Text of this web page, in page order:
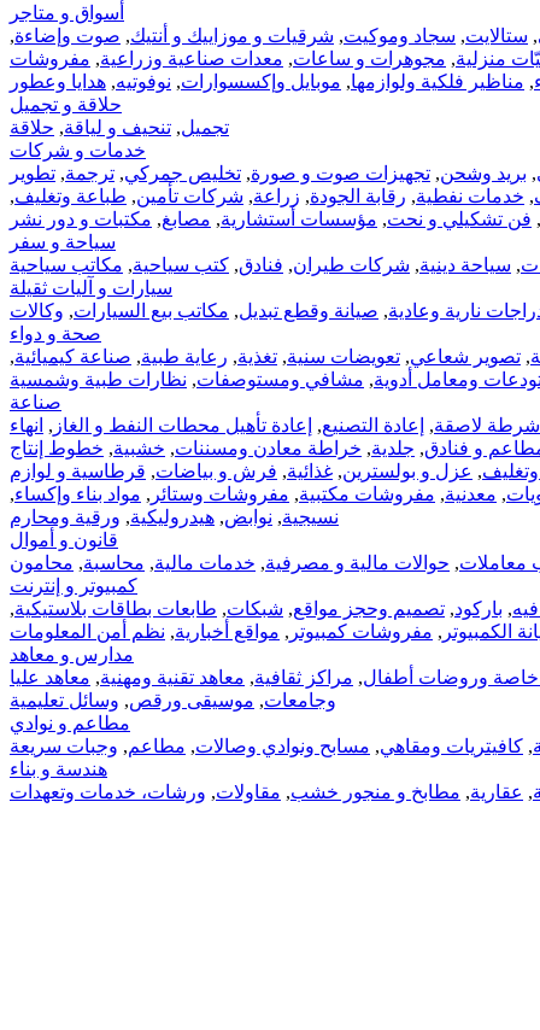
أسواق و متاجر
, ستالايت, سجاد وموكيت, شرقيات و موزاييك و أنتيك, صوت وإضاءة,
منزلية, مجوهرات‏ و ساعات, معدات صناعية وزراعية, مفروشات
, مناظير فلكية ولوازمها, موبايل وإكسسوارات, نوفوتيه, هدايا وعطور
حلاقة و تجميل
تجميل, تنحيف و لياقة, حلاقة
خدمات و شركات
, بريد وشحن, تجهيزات صوت و صورة, تخليص جمركي, ترجمة, تطوير
, خدمات نفطية, رقابة الجودة, زراعة, شركات تأمين, طباعة وتغليف,
, فن تشكيلي و نحت, مؤسسات أستشارية, مصابغ, مكتبات و دور نشر
سياحة و سفر
, سياحة دينية, شركات طيران, فنادق, كتب سياحية, مكاتب سياحية
سيارات و آليات ثقيلة
نارية وعادية, صيانة وقطع تبديل, مكاتب بيع السيارات, وكالات
صحة و دواء
, تصوير شعاعي, تعويضات سنية, تغذية, رعاية طبية, صناعة كيميائية,
ومعامل أدوية, مشافي ومستوصفات, نظارات طبية وشمسية
صناعة
لاصقة, إعادة التصنيع, إعادة تأهيل محطات النفط و الغاز , انهاء
و فنادق, جلدية, خراطة معادن ومسننات, خشبية, خطوط إنتاج
, عزل و بولسترين, غذائية, فرش و بياضات, قرطاسية و لوازم
, معدنية, مفروشات مكتبية, مفروشات وستائر , مواد بناء وإكساء,
نسيجية, نوابض, هيدروليكية, ورقية ومحارم
قانون و أموال
معاملات, حوالات مالية و مصرفية, خدمات مالية, محاسبة, محامون
كمبيوتر و إنترنت
, باركود, تصميم وحجز مواقع, شبكات, طابعات بطاقات بلاستيكية,
الكمبيوتر , مفروشات كمبيوتر , مواقع أخبارية, نظم أمن المعلومات
مدارس و معاهد
وروضات أطفال, مراكز ثقافية, معاهد تقنية ومهنية, معاهد عليا
وجامعات, موسيقى ورقص, وسائل تعليمية
مطاعم و نوادي
, كافيتريات ومقاهي, مسابح ونوادي وصالات, مطاعم, وجبات سريعة
هندسة و بناء
, عقارية, مطابخ و منجور خشب, مقاولات, ورشات، خدمات وتعهدات